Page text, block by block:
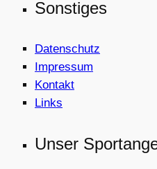
Sonstiges
Datenschutz
Impressum
Kontakt
Links
Unser